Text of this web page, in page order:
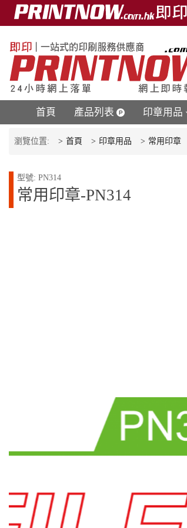
首頁 產品列表 印章用品
瀏覽位置: 首頁 印章用品 常用印章
型號: PN314
常用印章-PN314